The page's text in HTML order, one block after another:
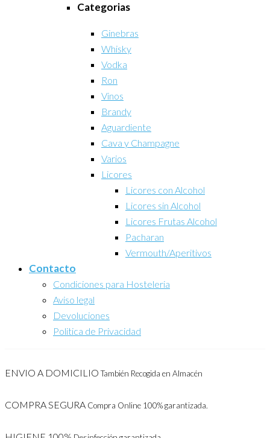
Categorias
Ginebras
Whisky
Vodka
Ron
Vinos
Brandy
Aguardiente
Cava y Champagne
Varios
Licores
Licores con Alcohol
Licores sin Alcohol
Licores Frutas Alcohol
Pacharan
Vermouth/Aperitivos
Contacto
Condiciones para Hosteleria
Aviso legal
Devoluciones
Politica de Privacidad
ENVIO A DOMICILIO También Recogida en Almacén
COMPRA SEGURA Compra Online 100% garantizada.